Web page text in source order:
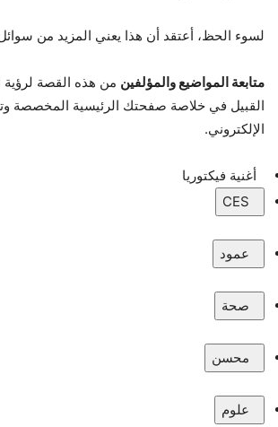
لسوء الحظ، أعتقد أن هذا يعني المزيد من
متابعة المواضيع والمؤلفين من هذه القصة لرؤية
القبيل في خلاصة صفحتك الرئيسية المخصصة
الإلكتروني.
أغنية فيكتوريا
CES
عمود
صحة
محسن
علوم